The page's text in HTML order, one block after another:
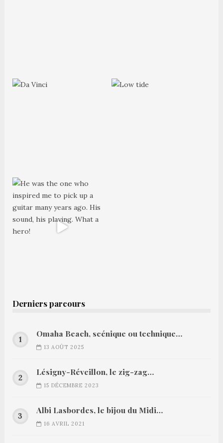
Derniers parcours
Omaha Beach, scénique ou technique…
13 AOÛT 2025
Lésigny-Réveillon, le zig-zag…
15 DÉCEMBRE 2023
Albi Lasbordes, le bijou du Midi…
16 AVRIL 2021